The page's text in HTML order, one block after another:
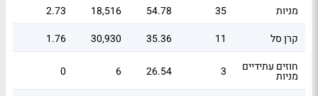
מניות
35
54.78
18,516
2.73
קרן סל
11
35.36
30,930
1.76
חוזים עתידיים
מניות 3
26.54
6
0